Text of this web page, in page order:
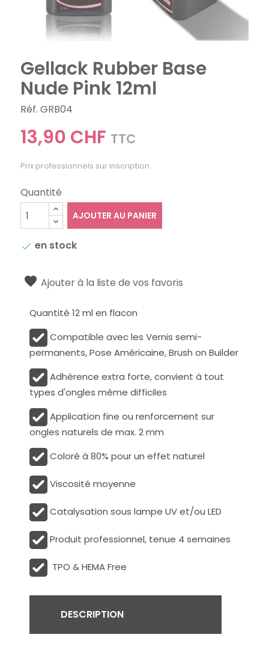
Gellack Rubber Base
Nude Pink 12ml
Réf. GRB04
13,90 CHF TTC
Prix professionnels sur inscription
Quantité
AJOUTER AU PANIER
 en stock
Ajouter à la liste de vos favoris
Quantité 12 ml en flacon
Compatible avec les Vernis semi-
permanents, Pose Américaine, Brush on Builder
Adhérence extra forte, convient à tout
types d'ongles même difficiles
Application fine ou renforcement sur
ongles naturels de max. 2 mm
Coloré à 80% pour un effet naturel
Viscosité moyenne
Catalysation sous lampe UV et/ou LED
Produit professionnel, tenue 4 semaines
TPO & HEMA Free
DESCRIPTION